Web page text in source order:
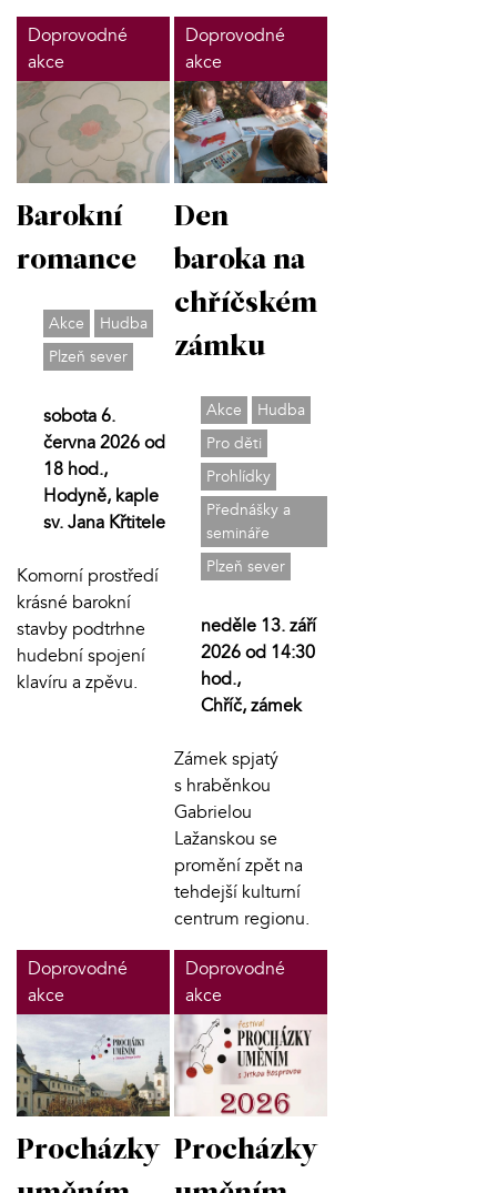
Doprovodné
akce
Barokní
romance
Akce
Hudba
Plzeň sever
sobota 6.
června 2026 od
18 hod.,
Hodyně, kaple
sv. Jana Křtitele
Komorní prostředí
krásné barokní
stavby podtrhne
hudební spojení
klavíru a zpěvu.
Doprovodné
akce
Den
baroka na
chříčském
zámku
Akce
Hudba
Pro děti
Prohlídky
Přednášky a
semináře
Plzeň sever
neděle 13. září
2026 od 14:30
hod.,
Chříč, zámek
Zámek spjatý
s hraběnkou
Gabrielou
Lažanskou se
promění zpět na
tehdejší kulturní
centrum regionu.
Doprovodné
akce
Procházky
Doprovodné
akce
Procházky